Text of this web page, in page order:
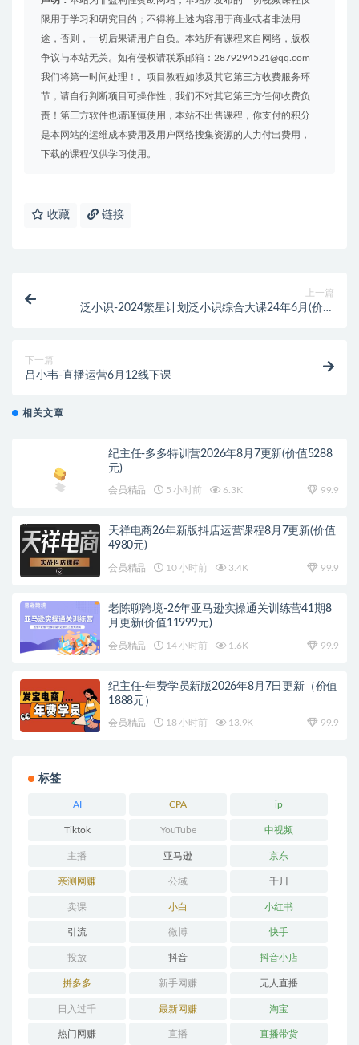
限用于学习和研究目的；不得将上述内容用于商业或者非法用
途，否则，一切后果请用户自负。本站所有课程来自网络，版权
争议与本站无关。如有侵权请联系邮箱：2879294521@qq.com
我们将第一时间处理！。项目教程如涉及其它第三方收费服务环
节，请自行判断项目可操作性，我们不对其它第三方任何收费负
责！第三方软件也请谨慎使用，本站不出售课程，你支付的积分
是本网站的运维成本费用及用户网络搜集资源的人力付出费用，
下载的课程仅供学习使用。
收藏 链接
上一篇
泛小识-2024繁星计划泛小识综合大课24年6月(价值
下一篇
吕小韦-直播运营6月12线下课
相关文章
纪主任-多多特训营2026年8月7更新(价值5288
元)
会员精品 5 小时前 6.3K 99.9
天祥电商26年新版抖店运营课程8月7更新(价值
4980元)
会员精品 10 小时前 3.4K 99.9
老陈聊跨境-26年亚马逊实操通关训练营41期8
月更新(价值11999元)
会员精品 14 小时前 1.6K 99.9
纪主任-年费学员新版2026年8月7日更新（价值
1888元）
会员精品 18 小时前 13.9K 99.9
标签
AI CPA ip
Tiktok YouTube 中视频
主播 亚马逊 京东
亲测网赚 公域 千川
卖课 小白 小红书
引流 微博 快手
投放 抖音 抖音小店
拼多多 新手网赚 无人直播
日入过千 最新网赚 淘宝
热门网赚 直播 直播带货